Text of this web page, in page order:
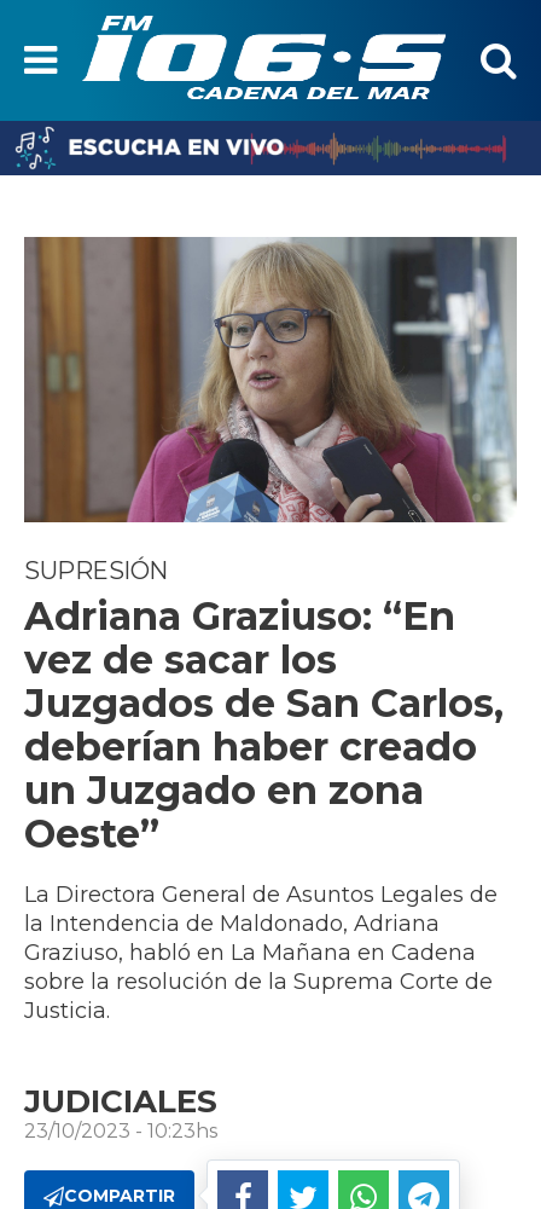
SUPRESIÓN
Adriana Graziuso: “En
vez de sacar los
Juzgados de San Carlos,
deberían haber creado
un Juzgado en zona
Oeste”
La Directora General de Asuntos Legales de
la Intendencia de Maldonado, Adriana
Graziuso, habló en La Mañana en Cadena
sobre la resolución de la Suprema Corte de
Justicia.
JUDICIALES
23/10/2023 - 10:23hs
COMPARTIR